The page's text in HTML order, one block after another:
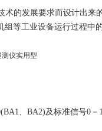
的发展要求而设计出来
等工业设备运行过程中
、BA2)及标准信号0－